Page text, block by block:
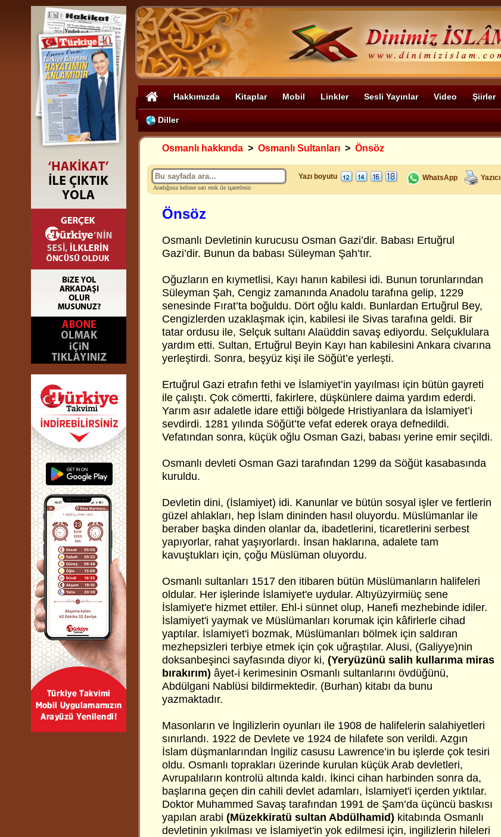
Hakkımızda Kitaplar Mobil Linkler Sesli Yayınlar Video Şiirler
Diller
Osmanlı hakkında > Osmanlı Sultanları > Önsöz
Aradığınız kelime sarı renk ile işaretlenir.
Yazı boyutu WhatsApp Yazıcı
Önsöz
Osmanlı Devletinin kurucusu Osman Gazi’dir. Babası Ertuğrul
Gazi’dir. Bunun da babası Süleyman Şah’tır.
Oğuzların en kıymetlisi, Kayı hanın kabilesi idi. Bunun torunlarından
Süleyman Şah, Cengiz zamanında Anadolu tarafına gelip, 1229
senesinde Fırat’ta boğuldu. Dört oğlu kaldı. Bunlardan Ertuğrul Bey,
Cengizlerden uzaklaşmak için, kabilesi ile Sivas tarafına geldi. Bir
tatar ordusu ile, Selçuk sultanı Alaüddin savaş ediyordu. Selçuklulara
yardım etti. Sultan, Ertuğrul Beyin Kayı han kabilesini Ankara civarına
yerleştirdi. Sonra, beşyüz kişi ile Söğüt’e yerleşti.
Ertuğrul Gazi etrafın fethi ve İslamiyet’in yayılması için bütün gayreti
ile çalıştı. Çok cömertti, fakirlere, düşkünlere daima yardım ederdi.
Yarım asır adaletle idare ettiği bölgede Hristiyanlara da İslamiyet’i
sevdirdi. 1281 yılında Söğüt’te vefat ederek oraya defnedildi.
Vefatından sonra, küçük oğlu Osman Gazi, babası yerine emir seçildi.
Osmanlı devleti Osman Gazi tarafından 1299 da Söğüt kasabasında
kuruldu.
Devletin dini, (İslamiyet) idi. Kanunlar ve bütün sosyal işler ve fertlerin
güzel ahlakları, hep İslam dininden hasıl oluyordu. Müslümanlar ile
beraber başka dinden olanlar da, ibadetlerini, ticaretlerini serbest
yapıyorlar, rahat yaşıyorlardı. İnsan haklarına, adalete tam
kavuştukları için, çoğu Müslüman oluyordu.
Osmanlı sultanları 1517 den itibaren bütün Müslümanların halifeleri
oldular. Her işlerinde İslamiyet'e uydular. Altıyüzyirmiüç sene
İslamiyet'e hizmet ettiler. Ehl-i sünnet olup, Hanefi mezhebinde idiler.
İslamiyet'i yaymak ve Müslümanları korumak için kâfirlerle cihad
yaptılar. İslamiyet'i bozmak, Müslümanları bölmek için saldıran
mezhepsizleri terbiye etmek için çok uğraştılar. Alusi, (Galiyye)nin
doksanbeşinci sayfasında diyor ki, (Yeryüzünü salih kullarıma miras
bırakırım) âyet-i kerimesinin Osmanlı sultanlarını övdüğünü,
Abdülgani Nablüsi bildirmektedir. (Burhan) kitabı da bunu
yazmaktadır.
Masonların ve İngilizlerin oyunları ile 1908 de halifelerin salahiyetleri
sınırlandı. 1922 de Devlete ve 1924 de hilafete son verildi. Azgın
İslam düşmanlarından İngiliz casusu Lawrence’in bu işlerde çok tesiri
oldu. Osmanlı toprakları üzerinde kurulan küçük Arab devletleri,
Avrupalıların kontrolü altında kaldı. İkinci cihan harbinden sonra da,
başlarına geçen din cahili devlet adamları, İslamiyet'i içerden yıktılar.
Doktor Muhammed Savaş tarafından 1991 de Şam’da üçüncü baskısı
yapılan arabi (Müzekkiratü sultan Abdülhamid) kitabında Osmanlı
devletinin yıkılması ve İslamiyet'in yok edilmesi için, ingilizlerin hileleri